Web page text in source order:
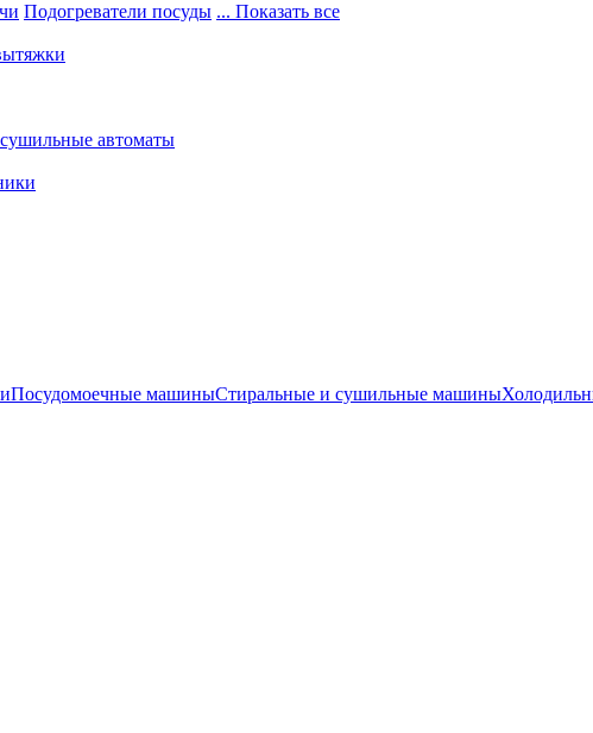
Подогреватели посуды ... Показать все
автоматы
Посудомоечные машиныСтиральные и сушильные машины